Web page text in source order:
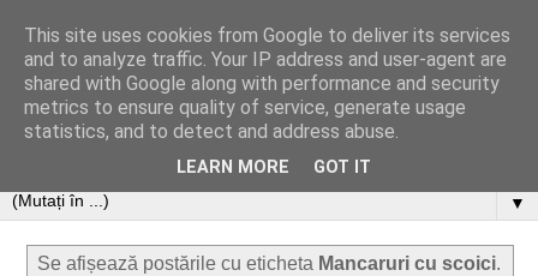
▼
Se afișează postările cu eticheta Mancaruri cu scoici.
This site uses cookies from Google to deliver its services
and to analyze traffic. Your IP address and user-agent are
shared with Google along with performance and security
metrics to ensure quality of service, generate usage
statistics, and to detect and address abuse.
LEARN MORE GOT IT